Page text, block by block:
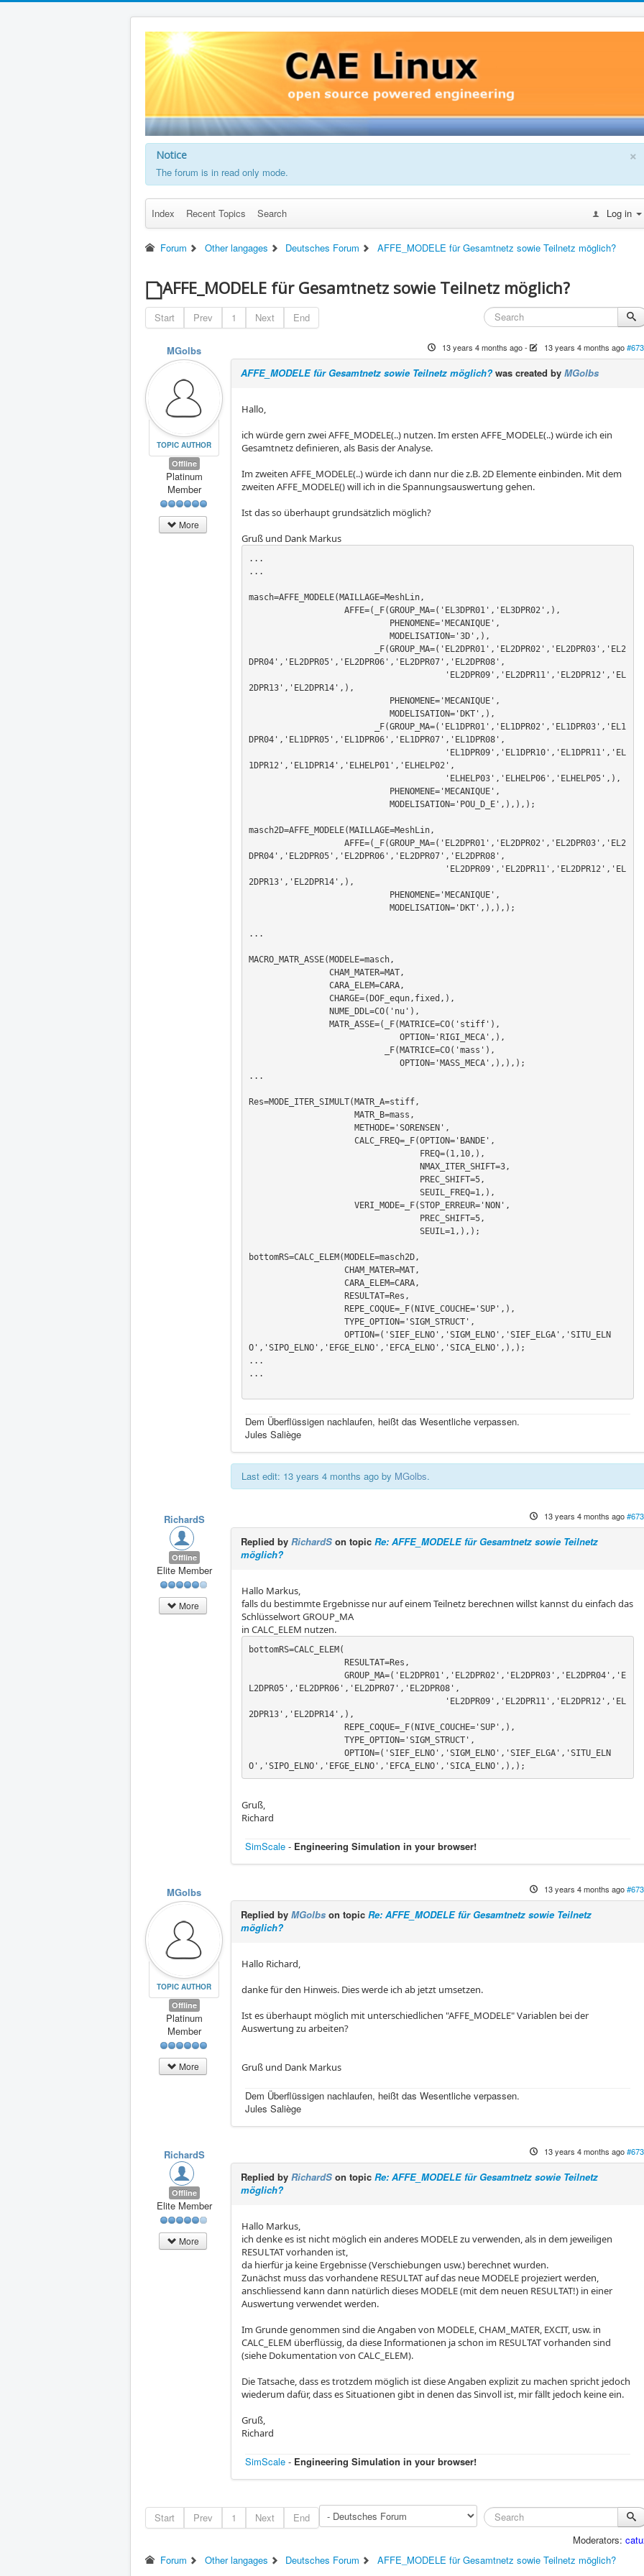
×
Notice
The forum is in read only mode.
Index Recent Topics Search Log in
Forum Other langages Deutsches Forum AFFE_MODELE für Gesamtnetz sowie Teilnetz möglich?
AFFE_MODELE für Gesamtnetz sowie Teilnetz möglich?
Start Prev 1 Next End
MGolbs
TOPIC AUTHOR
Offline
Platinum
Member
More
13 years 4 months ago- 13 years 4 months ago
AFFE_MODELE für Gesamtnetz sowie Teilnetz möglich? was created byMGolbs
Hallo,
ich würde gern zwei AFFE_MODELE(..) nutzen. Im ersten AFFE_MODELE(..) würde ich ein
Gesamtnetz definieren, als Basis der Analyse.
Im zweiten AFFE_MODELE(..) würde ich dann nur die z.B. 2D Elemente einbinden. Mit dem
zweiten AFFE_MODELE() will ich in die Spannungsauswertung gehen.
Ist das so überhaupt grundsätzlich möglich?
Gruß und Dank Markus
...
...
masch=AFFE_MODELE(MAILLAGE=MeshLin,
DPR04','EL2DPR05','EL2DPR06','EL2DPR07','EL2DPR08',
2DPR13','EL2DPR14',),
DPR04','EL1DPR05','EL1DPR06','EL1DPR07','EL1DPR08',
1DPR12','EL1DPR14','ELHELP01','ELHELP02',
masch2D=AFFE_MODELE(MAILLAGE=MeshLin,
DPR04','EL2DPR05','EL2DPR06','EL2DPR07','EL2DPR08',
2DPR13','EL2DPR14',),
...
MACRO_MATR_ASSE(MODELE=masch,
...
Res=MODE_ITER_SIMULT(MATR_A=stiff,
bottomRS=CALC_ELEM(MODELE=masch2D,
O','SIPO_ELNO','EFGE_ELNO','EFCA_ELNO','SICA_ELNO',),);
...
...
Dem Überflüssigen nachlaufen, heißt das Wesentliche verpassen.
Jules Saliège
Last edit: 13 years 4 months ago by MGolbs.
RichardS
Offline
Elite Member
More
13 years 4 months ago
Replied byRichardS on topicRe: AFFE_MODELE für Gesamtnetz sowie Teilnetz
möglich?
Hallo Markus,
falls du bestimmte Ergebnisse nur auf einem Teilnetz berechnen willst kannst du einfach das
Schlüsselwort GROUP_MA
in CALC_ELEM nutzen.
bottomRS=CALC_ELEM(
L2DPR05','EL2DPR06','EL2DPR07','EL2DPR08',
2DPR13','EL2DPR14',),
O','SIPO_ELNO','EFGE_ELNO','EFCA_ELNO','SICA_ELNO',),);
Gruß,
Richard
SimScale - Engineering Simulation in your browser!
MGolbs
TOPIC AUTHOR
Offline
Platinum
Member
More
13 years 4 months ago
Replied byMGolbs on topicRe: AFFE_MODELE für Gesamtnetz sowie Teilnetz
möglich?
Hallo Richard,
danke für den Hinweis. Dies werde ich ab jetzt umsetzen.
Ist es überhaupt möglich mit unterschiedlichen "AFFE_MODELE" Variablen bei der
Auswertung zu arbeiten?
Gruß und Dank Markus
Dem Überflüssigen nachlaufen, heißt das Wesentliche verpassen.
Jules Saliège
RichardS
Offline
Elite Member
More
13 years 4 months ago
Replied byRichardS on topicRe: AFFE_MODELE für Gesamtnetz sowie Teilnetz
möglich?
Hallo Markus,
ich denke es ist nicht möglich ein anderes MODELE zu verwenden, als in dem jeweiligen
RESULTAT vorhanden ist,
da hierfür ja keine Ergebnisse (Verschiebungen usw.) berechnet wurden.
Zunächst muss das vorhandene RESULTAT auf das neue MODELE projeziert werden,
anschliessend kann dann natürlich dieses MODELE (mit dem neuen RESULTAT!) in einer
Auswertung verwendet werden.
Im Grunde genommen sind die Angaben von MODELE, CHAM_MATER, EXCIT, usw. in
CALC_ELEM überflüssig, da diese Informationen ja schon im RESULTAT vorhanden sind
(siehe Dokumentation von CALC_ELEM).
Die Tatsache, dass es trotzdem möglich ist diese Angaben explizit zu machen spricht jedoch
wiederum dafür, dass es Situationen gibt in denen das Sinvoll ist, mir fällt jedoch keine ein.
Gruß,
Richard
SimScale - Engineering Simulation in your browser!
Start Prev 1 Next
End
Moderators:
Forum
Other langages Deutsches Forum AFFE_MODELE für Gesamtnetz sowie Teilnetz möglich?